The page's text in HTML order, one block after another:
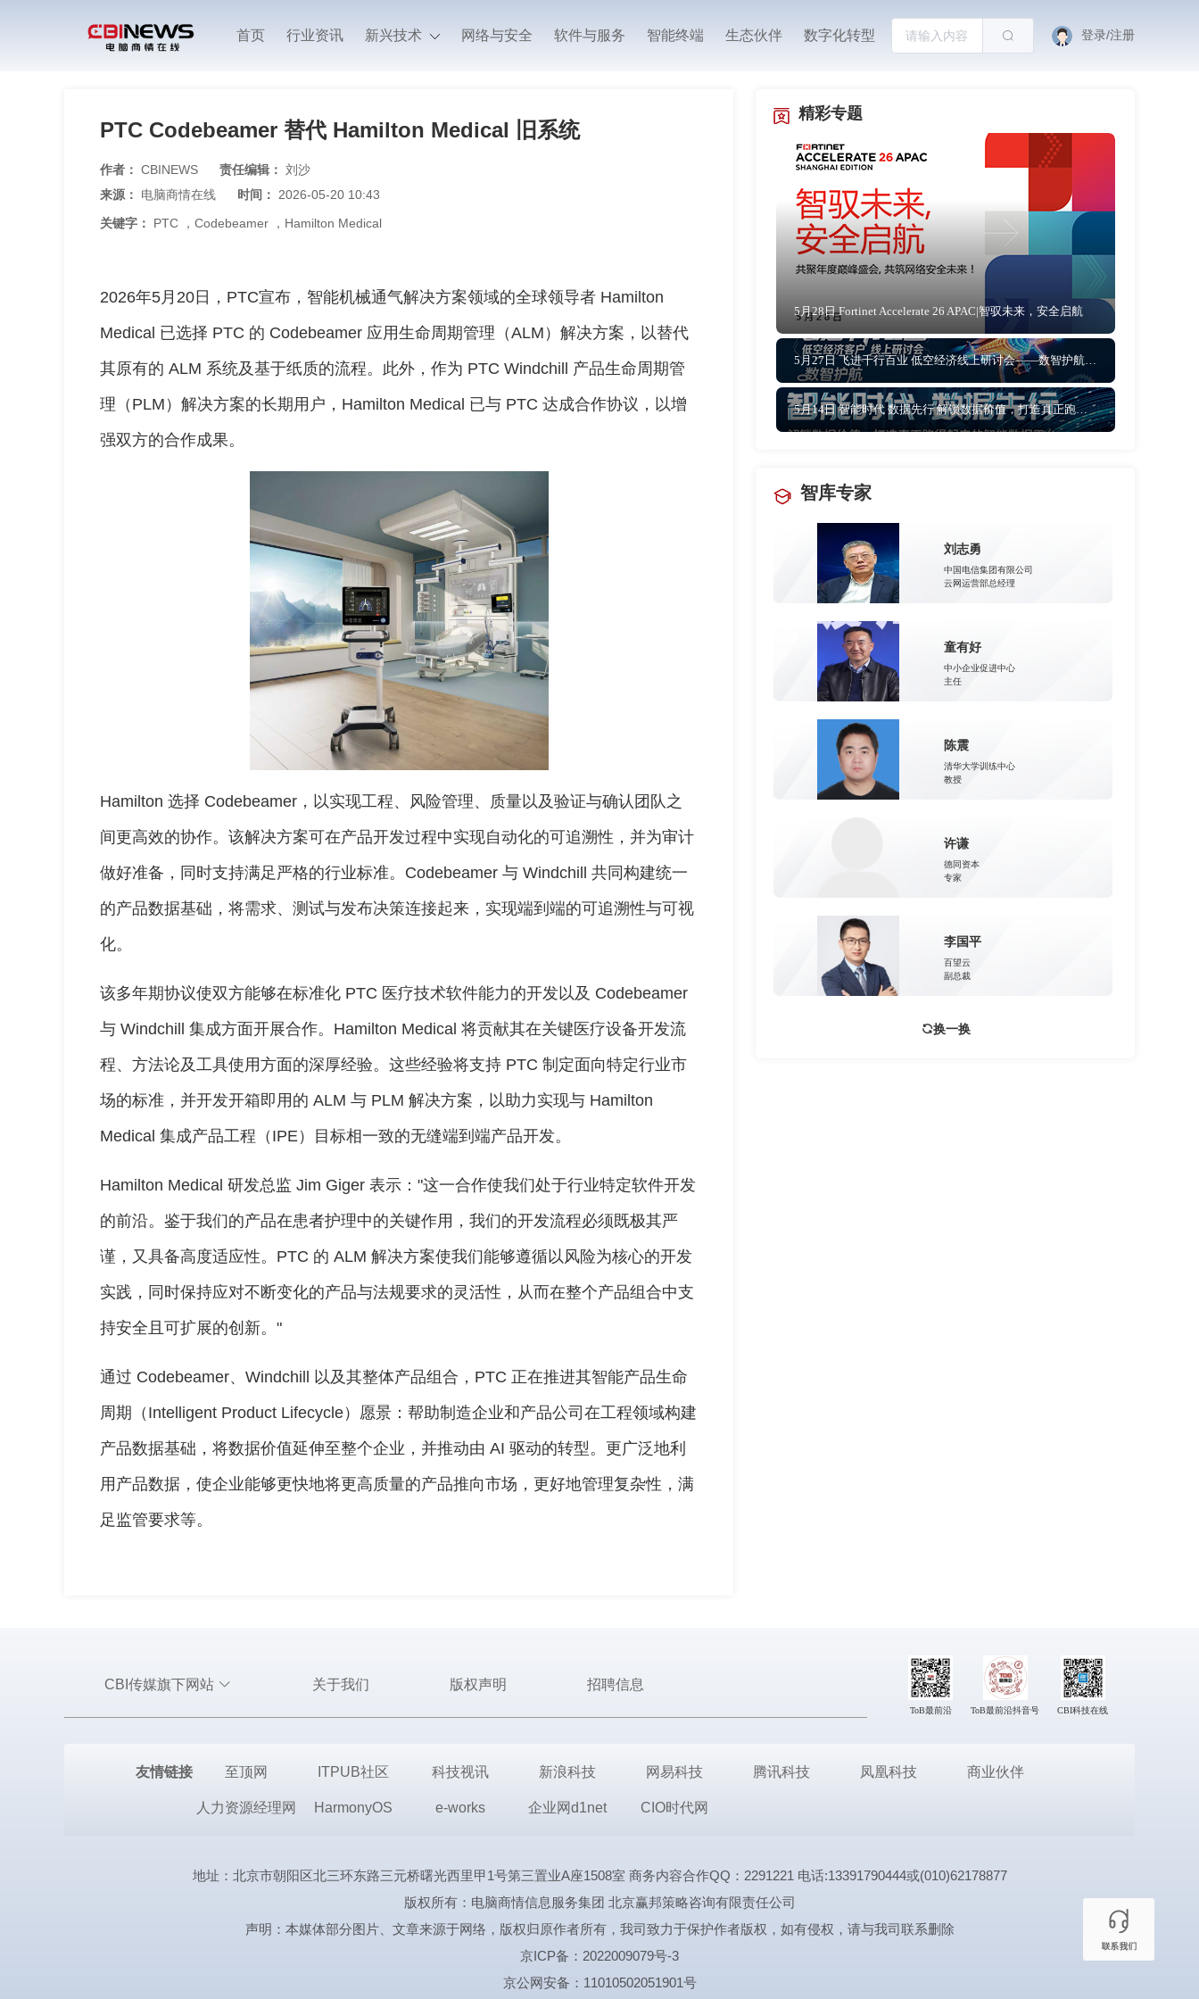
首页 行业资讯 新兴技术 网络与安全 软件与服务 智能终端 生态伙伴 数字化转型 登录/注册
PTC Codebeamer 替代 Hamilton Medical 旧系统
作者： CBINEWS 责任编辑： 刘沙
来源： 电脑商情在线 时间： 2026-05-20 10:43
关键字： PTC ， Codebeamer ， Hamilton Medical
2026年5月20日，PTC宣布，智能机械通气解决方案领域的全球领导者 Hamilton
Medical 已选择 PTC 的 Codebeamer 应用生命周期管理（ALM）解决方案，以替代
其原有的 ALM 系统及基于纸质的流程。此外，作为 PTC Windchill 产品生命周期管
理（PLM）解决方案的长期用户，Hamilton Medical 已与 PTC 达成合作协议，以增
强双方的合作成果。
Hamilton 选择 Codebeamer，以实现工程、风险管理、质量以及验证与确认团队之
间更高效的协作。该解决方案可在产品开发过程中实现自动化的可追溯性，并为审计
做好准备，同时支持满足严格的行业标准。Codebeamer 与 Windchill 共同构建统一
的产品数据基础，将需求、测试与发布决策连接起来，实现端到端的可追溯性与可视
化。
该多年期协议使双方能够在标准化 PTC 医疗技术软件能力的开发以及 Codebeamer
与 Windchill 集成方面开展合作。Hamilton Medical 将贡献其在关键医疗设备开发流
程、方法论及工具使用方面的深厚经验。这些经验将支持 PTC 制定面向特定行业市
场的标准，并开发开箱即用的 ALM 与 PLM 解决方案，以助力实现与 Hamilton
Medical 集成产品工程（IPE）目标相一致的无缝端到端产品开发。
Hamilton Medical 研发总监 Jim Giger 表示："这一合作使我们处于行业特定软件开发
的前沿。鉴于我们的产品在患者护理中的关键作用，我们的开发流程必须既极其严
谨，又具备高度适应性。PTC 的 ALM 解决方案使我们能够遵循以风险为核心的开发
实践，同时保持应对不断变化的产品与法规要求的灵活性，从而在整个产品组合中支
持安全且可扩展的创新。"
通过 Codebeamer、Windchill 以及其整体产品组合，PTC 正在推进其智能产品生命
周期（Intelligent Product Lifecycle）愿景：帮助制造企业和产品公司在工程领域构建
产品数据基础，将数据价值延伸至整个企业，并推动由 AI 驱动的转型。更广泛地利
用产品数据，使企业能够更快地将更高质量的产品推向市场，更好地管理复杂性，满
足监管要求等。
精彩专题
5月28日 Fortinet Accelerate 26 APAC|智驭未来，安全启航
5月27日 飞进千行百业 低空经济线上研讨会——数智护航 让低空文旅从“网红”到“长红”
5月14日 智能时代 数据先行 解锁数据价值，打造真正跑的起来的智能数据平台
智库专家
刘志勇
中国电信集团有限公司
云网运营部总经理
童有好
中小企业促进中心
主任
陈震
清华大学训练中心
教授
许谦
德同资本
专家
李国平
百望云
副总裁
换一换
CBI传媒旗下网站 关于我们 版权声明 招聘信息
ToB最前沿 ToB最前沿抖音号 CBI科技在线
友情链接 至顶网 ITPUB社区 科技视讯 新浪科技 网易科技 腾讯科技 凤凰科技 商业伙伴
人力资源经理网 HarmonyOS e-works 企业网d1net CIO时代网
地址：北京市朝阳区北三环东路三元桥曙光西里甲1号第三置业A座1508室 商务内容合作QQ：2291221 电话:13391790444或(010)62178877
版权所有：电脑商情信息服务集团 北京赢邦策略咨询有限责任公司
声明：本媒体部分图片、文章来源于网络，版权归原作者所有，我司致力于保护作者版权，如有侵权，请与我司联系删除
京ICP备：2022009079号-3
京公网安备：11010502051901号